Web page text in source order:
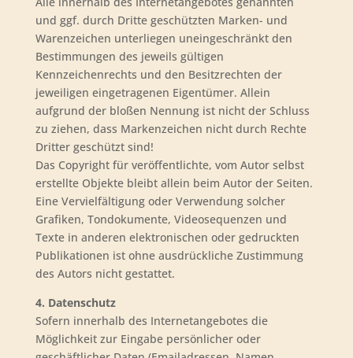
und ggf. durch Dritte geschützten Marken- und
Warenzeichen unterliegen uneingeschränkt den
Bestimmungen des jeweils gültigen
Kennzeichenrechts und den Besitzrechten der
jeweiligen eingetragenen Eigentümer. Allein
aufgrund der bloßen Nennung ist nicht der Schluss
zu ziehen, dass Markenzeichen nicht durch Rechte
Dritter geschützt sind!
Das Copyright für veröffentlichte, vom Autor selbst
erstellte Objekte bleibt allein beim Autor der Seiten.
Eine Vervielfältigung oder Verwendung solcher
Grafiken, Tondokumente, Videosequenzen und
Texte in anderen elektronischen oder gedruckten
Publikationen ist ohne ausdrückliche Zustimmung
des Autors nicht gestattet.
4. Datenschutz
Sofern innerhalb des Internetangebotes die
Möglichkeit zur Eingabe persönlicher oder